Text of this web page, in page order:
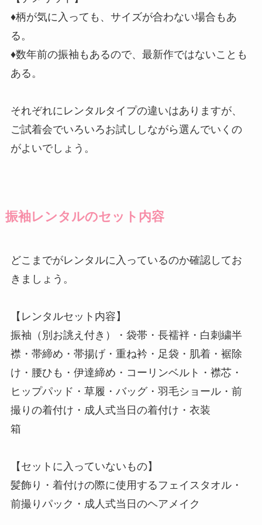
♦柄が気に入っても、サイズが合わない場合もあ
る。
♦数年前の振袖もあるので、最新作ではないことも
ある。
それぞれにレンタルタイプの違いはありますが、
ご試着会でいろいろお試ししながら選んでいくの
がよいでしょう。
振袖レンタルのセット内容
どこまでがレンタルに入っているのか確認してお
きましょう。
【レンタルセット内容】
振袖（別お誂え付き）・袋帯・長襦袢・白刺繍半
襟・帯締め・帯揚げ・重ね衿・足袋・肌着・裾除
け・腰ひも・伊達締め・コーリンベルト・襟芯・
ヒップパッド・草履・バッグ・羽毛ショール・前
撮りの着付け・成人式当日の着付け・衣装
箱
【セットに入っていないもの】
髪飾り・着付けの際に使用するフェイスタオル・
前撮りパック・成人式当日のヘアメイク